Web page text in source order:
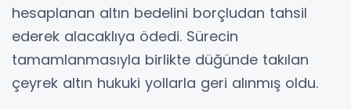
hesaplanan altın bedelini borçludan tahsil
ederek alacaklıya ödedi. Sürecin
tamamlanmasıyla birlikte düğünde takılan
çeyrek altın hukuki yollarla geri alınmış oldu.